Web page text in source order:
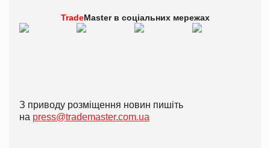
TradeMaster в соціальних мережах
З приводу розміщення новин пишіть
на press@trademaster.com.ua